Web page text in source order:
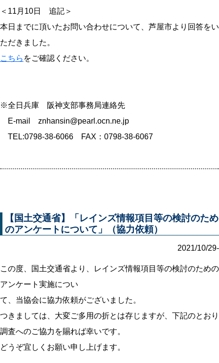
＜11月10日 追記＞
本日までに頂いたお問い合わせについて、芦屋市より回答をい
ただきました。
こちら をご確認ください。
※全日兵庫 阪神支部事務局連絡先
E-mail znhansin@pearl.ocn.ne.jp
TEL:0798-38-6066 FAX：0798-38-6067
【国土交通省】「レインズ情報項目等の検討のため
のアンケートについて」（協力依頼）
2021/10/29-
この度、国土交通省より、レインズ情報項目等の検討のための
アンケート実施につい
て、当協会に協力依頼がございました。
つきましては、大変ご多用の折とは存じますが、下記のとおり
調査へのご協力を賜れば幸いです。
どうぞ宜しくお願い申し上げます。